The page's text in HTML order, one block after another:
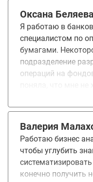
Оксана Беляева
Я работаю в
специалистом по
бумагами.
подразделение
операций на
повышения
выбор сейчас
чтобы
экспертами в
два или три
поняла, что нашла
Валерия
Работаю бизнес
чтобы углубить
конечно получить новые.